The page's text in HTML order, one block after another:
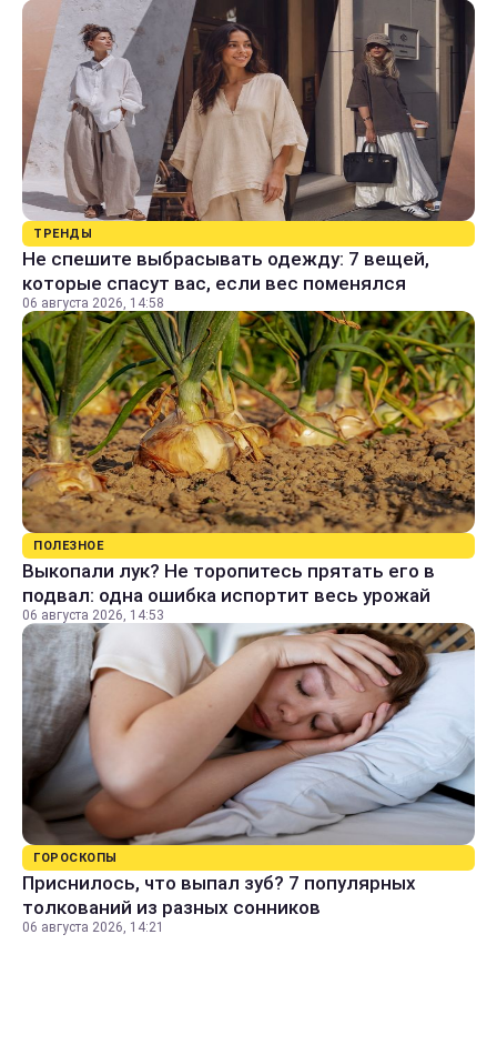
ТРЕНДЫ
Не спешите выбрасывать одежду: 7 вещей,
которые спасут вас, если вес поменялся
06 августа 2026, 14:58
ПОЛЕЗНОЕ
Выкопали лук? Не торопитесь прятать его в
подвал: одна ошибка испортит весь урожай
06 августа 2026, 14:53
ГОРОСКОПЫ
Приснилось, что выпал зуб? 7 популярных
толкований из разных сонников
06 августа 2026, 14:21